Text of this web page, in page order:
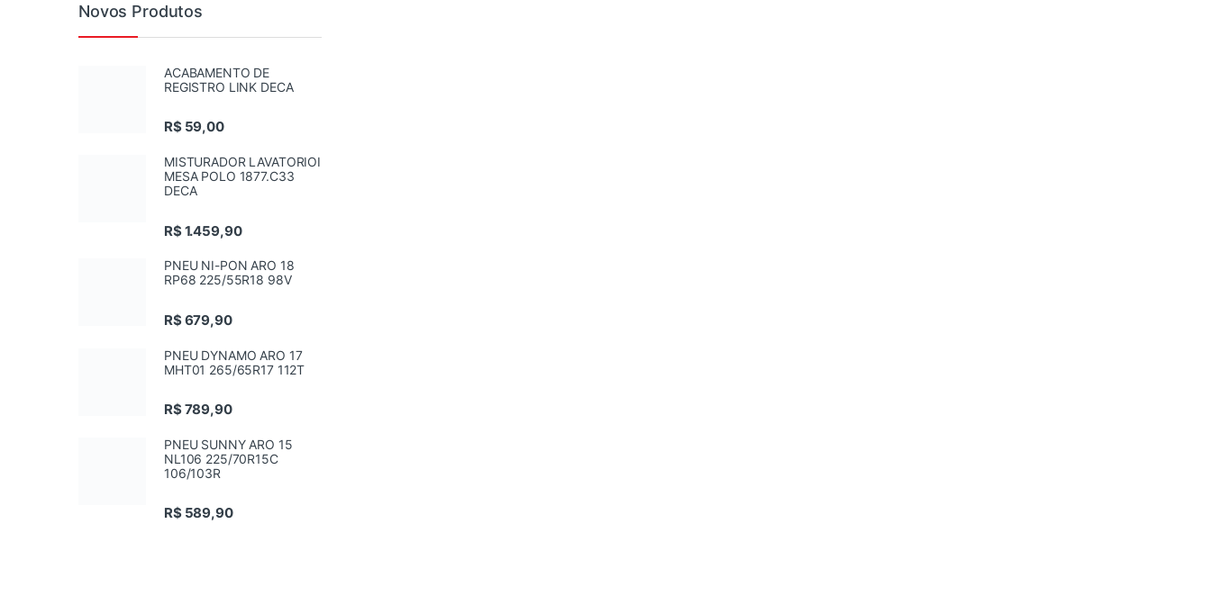
Novos Produtos
ACABAMENTO DE
REGISTRO LINK DECA
R$59,00
MISTURADOR LAVATORIOI
MESA POLO 1877.C33
DECA
R$1.459,90
PNEU NI-PON ARO 18
RP68 225/55R18 98V
R$679,90
PNEU DYNAMO ARO 17
MHT01 265/65R17 112T
R$789,90
PNEU SUNNY ARO 15
NL106 225/70R15C
106/103R
R$589,90